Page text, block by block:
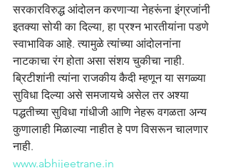
सरकारविरुद्ध आंदोलन करणाऱ्या नेहरूंना इंग्रजांनी
इतक्या सोयी का दिल्या, हा प्रश्न भारतीयांना पडणे
स्वाभाविक आहे. त्यामुळे त्यांच्या आंदोलनांना
नाटकाचा रंग होता असा संशय चुकीचा नाही.
ब्रिटीशांनी त्यांना राजकीय कैदी म्हणून या सगळ्या
सुविधा दिल्या असे समजायचे असेल तर अश्या
पद्धतीच्या सुविधा गांधीजी आणि नेहरू वगळता अन्य
कुणालाही मिळाल्या नाहीत हे पण विसरून चालणार
नाही.
www.abhijeetrane.in